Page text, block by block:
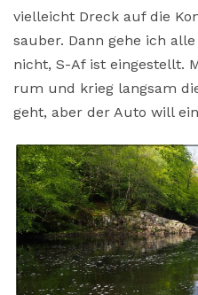
vielleicht Dreck auf die
sauber. Dann gehe ich
nicht, S-Af ist eingestellt.
rum und krieg langsam
geht, aber der Auto will